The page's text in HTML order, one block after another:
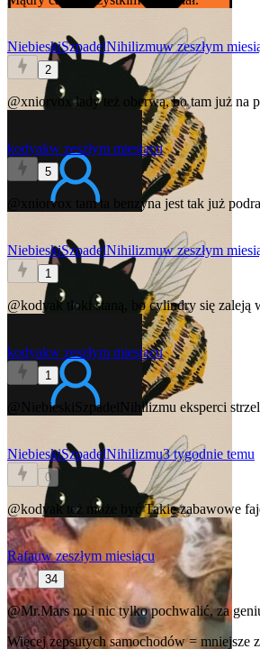
NiebieskiSzpadelNihilizmuw zeszłym
2
@xniorvox łady też oberwą, bo tam już na
kodyakw zeszłym miesiącu
5
@xniorvox tam ta benzyna jest tak już
NiebieskiSzpadelNihilizmuw zeszłym
1
@kodyaktłoki staną, bo cylindry się zaleją
kodyakw zeszłym miesiącu
1
@NiebieskiSzpadelNihilizmu eksperci
NiebieskiSzpadelNihilizmu3 tygodnie temu
0
@kodyakteż może byćTakie zabawowe
Rafauw zeszłym miesiącu
34
@Mr.Marsno i nic tylko pochwalić, za
Więcej zepsutych samochodów = mniejsze